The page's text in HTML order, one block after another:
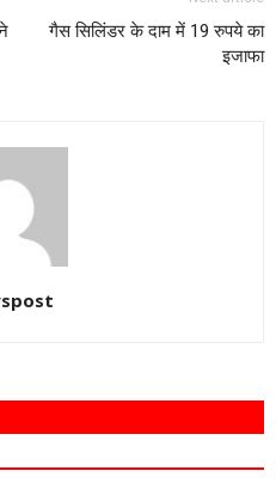
गैस सिलिंडर के दाम में 19 रुपये का
इजाफा